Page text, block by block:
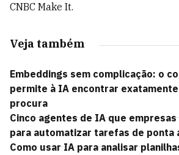
CNBC Make It.
Veja também
Embeddings sem complicação: o
permite à IA encontrar
procura
Cinco agentes de IA que
para automatizar tarefas de ponta
Como usar IA para analisar